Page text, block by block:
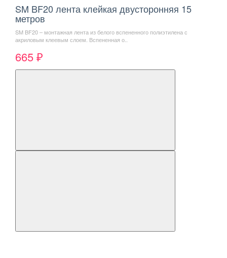
SM BF20 лента клейкая двусторонняя 15
метров
SM BF20 – монтажная лента из белого вспененного полиэтилена с
акриловым клеевым слоем. Вспененная о..
665 ₽